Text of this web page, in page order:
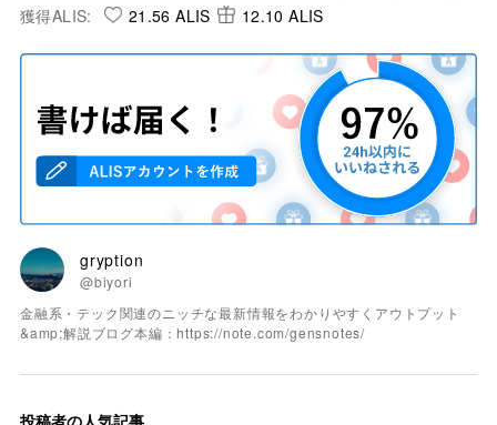
獲得ALIS: 21.56 ALIS 12.10 ALIS
gryption
@biyori
金融系・テック関連のニッチな最新情報をわかりやすくアウトプット
&amp;解説ブログ本編：https://note.com/gensnotes/